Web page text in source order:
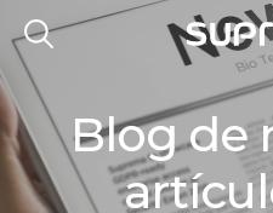
Blog de